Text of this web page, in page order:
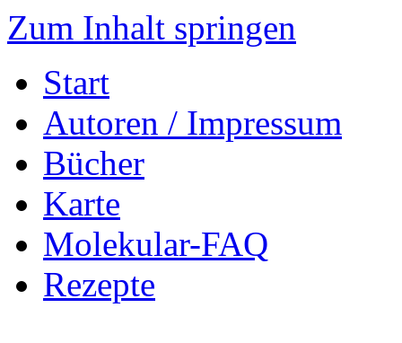
Zum Inhalt springen
Start
Autoren / Impressum
Bücher
Karte
Molekular-FAQ
Rezepte